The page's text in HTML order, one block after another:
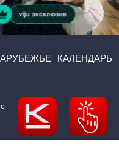
КАЛЕНДАРЬ